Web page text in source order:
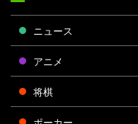
ニュース
アニメ
将棋